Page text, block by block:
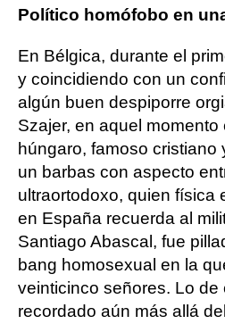
Político homófobo en
En Bélgica, durante el
y coincidiendo con un
algún buen despiporre
Szajer, en aquel momento
húngaro, famoso cristiano
un barbas con aspecto
ultraortodoxo, quien física
en España recuerda al
Santiago Abascal, fue
bang homosexual en la
veinticinco señores. Lo de
recordado aún más allá